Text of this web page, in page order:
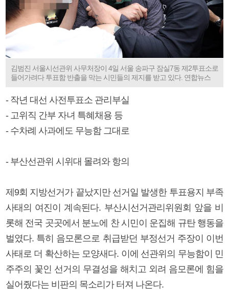
김범진 서울시선관위 사무처장이 4일 서울 송파구 잠실7동 제2투표소로
들어가려다 투표함 반출을 막는 시민들의 제지를 받고 있다. 연합뉴스
- 작년 대선 사전투표소 관리부실
- 고위직 간부 자녀 특혜채용 등
- 수차례 사과에도 무능함 그대로
- 부산선관위 시위대 몰려와 항의
제9회 지방선거가 끝났지만 선거일 발생한 투표용지 부족
사태의 여진이 계속된다. 부산시선거관리위원회 앞을 비
롯해 전국 곳곳에서 분노에 찬 시민이 운집해 규탄 행동을
벌였다. 특히 음모론으로 취급받던 부정선거 주장이 이번
사태로 더 확산하는 모양새다. 이에 선관위의 무능함이 민
주주의 꽃인 선거의 무결성을 해치고 외려 음모론에 힘을
실어줬다는 비판의 목소리가 터져 나온다.